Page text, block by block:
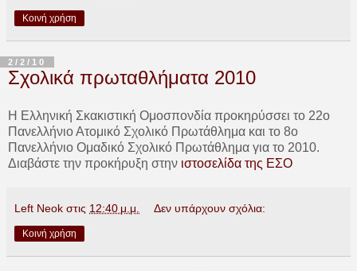
Κοινή χρήση
2/2/10
Σχολικά πρωταθλήματα 2010
Η Ελληνική Σκακιστική Ομοσπονδία προκηρύσσει το 22ο
Πανελλήνιο Ατομικό Σχολικό Πρωτάθλημα και το 8ο
Πανελλήνιο Ομαδικό Σχολικό Πρωτάθλημα για το 2010.
Διαβάστε την προκήρυξη στην ιστοσελίδα της ΕΣΟ
Left Neok στις 12:40 μ.μ. Δεν υπάρχουν σχόλια:
Κοινή χρήση